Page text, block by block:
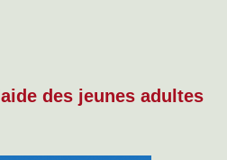
des jeunes adultes